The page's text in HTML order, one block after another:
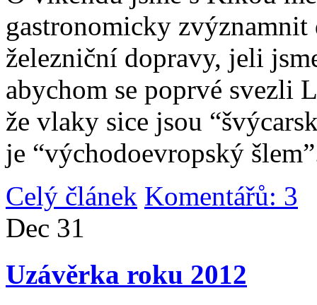
gastronomicky
železniční dopravy, jeli
abychom se poprvé svezli
že vlaky sice jsou
je “východoevropský
Celý článek Komentářů: 3
Dec 31
Uzávěrka roku 2012